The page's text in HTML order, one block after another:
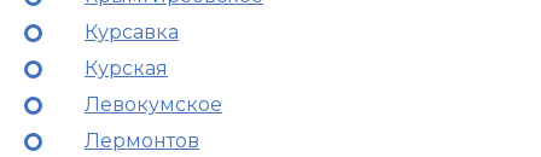
Курсавка
Курская
Левокумское
Лермонтов